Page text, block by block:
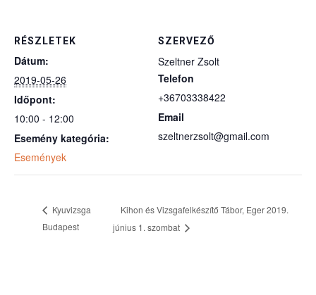
RÉSZLETEK
Dátum:
2019-05-26
Időpont:
10:00 - 12:00
Esemény kategória:
Események
SZERVEZŐ
Szeltner Zsolt
Telefon
+36703338422
Email
szeltnerzsolt@gmail.com
Kyuvizsga
Budapest
Kihon és Vizsgafelkészítő Tábor, Eger 2019.
június 1. szombat